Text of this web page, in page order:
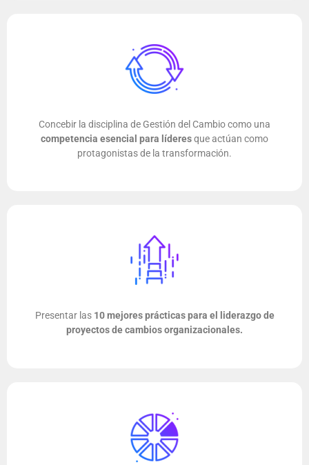
Concebir la disciplina de Gestión del Cambio como una
competencia esencial para líderesque actúan como
protagonistas de la transformación.
Presentar las 10 mejores prácticas para el liderazgo de
proyectos de cambios organizacionales.